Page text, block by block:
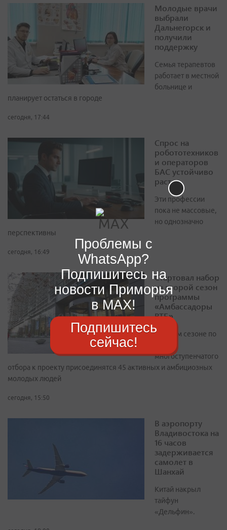
Молодые врачи
выбрали
Дальнегорск и
получили
поддержку
Семья терапевтов
работает в местной
больнице и
планирует остаться в городе
сегодня, 17:44
Спрос на
робототехников
и операторов
БАС устойчиво
растет
Эти профессии
пока не массовые,
но однозначно
перспективны
сегодня, 16:49
Стартовал набор
на второй сезон
программы
«Амбассадоры
ВТБ»
В новом сезоне по
итогам
многоступенчатого
отбора к проекту присоединятся 45 активных и амбициозных
молодых людей
сегодня, 15:50
В аэропорту
Владивостока на
16 часов
задерживается
самолет в
Шанхай
Китай накрыл
тайфун
«Дельфин».
Проблемы с
WhatsApp?
Подпишитесь на
новости Приморья
в MAX!
Подпишитесь
сейчас!